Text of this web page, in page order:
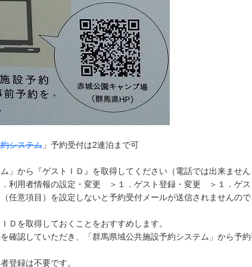
システム 」予約受付は2連泊まで可
」から『ゲストＩＤ』を取得してください（電話では出来ません
利用者情報の設定・変更 ＞１．ゲスト登録・変更 ＞１．ゲス
意項目）を設定しないと予約受付メールが送信されませんので
Ｄを取得しておくことをおすすめします。
確認していただき、「群馬県域公共施設予約システム」から予
登録は不要です。